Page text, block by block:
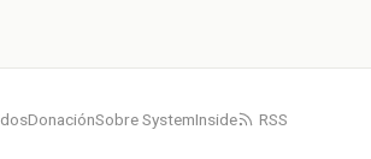
DonaciónSobre SystemInside RSS